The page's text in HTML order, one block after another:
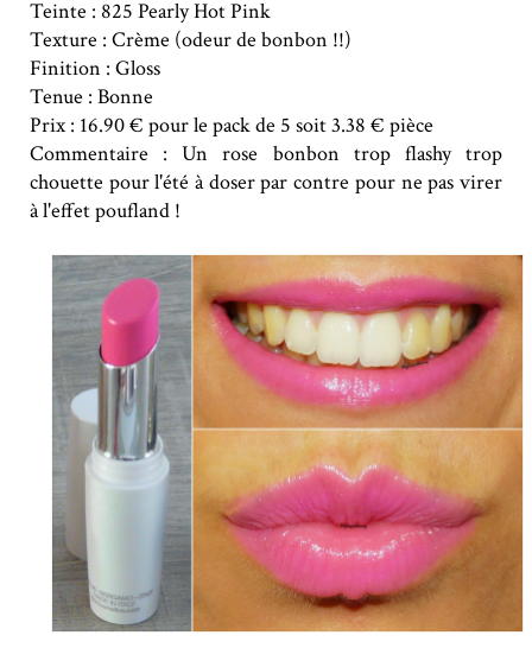
Teinte : 825 Pearly Hot Pink
Texture : Crème (odeur de bonbon !!)
Finition : Gloss
Tenue : Bonne
Prix : 16.90 € pour le pack de 5 soit 3.38 € pièce
Commentaire : Un rose bonbon trop flashy trop
chouette pour l'été à doser par contre pour ne pas virer
à l'effet poufland !